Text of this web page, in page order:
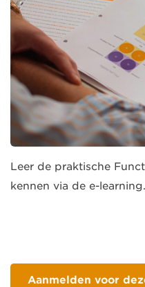
Leer de praktische
kennen via de e-learning.
Aanmelden voor